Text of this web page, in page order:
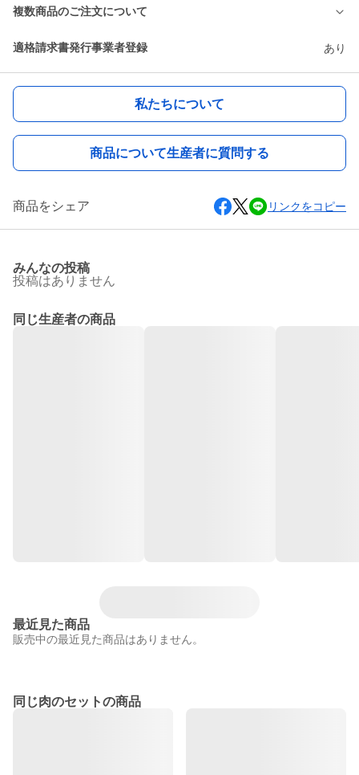
複数商品のご注文について
適格請求書発行事業者登録 あり
私たちについて
商品について生産者に質問する
商品をシェア リンクをコピー
みんなの投稿
投稿はありません
同じ生産者の商品
最近見た商品
販売中の最近見た商品はありません。
同じ肉のセットの商品